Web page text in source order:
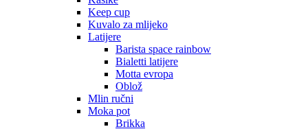
Keep cup
Kuvalo za mlijeko
Latijere
Barista space rainbow
Bialetti latijere
Motta evropa
Oblož
Mlin ručni
Moka pot
Brikka